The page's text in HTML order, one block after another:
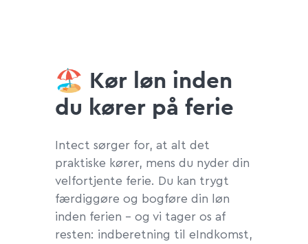
🏖 Kør løn inden
du kører på ferie
Intect sørger for, at alt det
praktiske kører, mens du nyder din
velfortjente ferie. Du kan trygt
færdiggøre og bogføre din løn
inden ferien – og vi tager os af
resten: indberetning til eIndkomst,